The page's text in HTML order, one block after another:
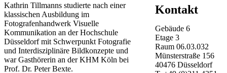
​​​​​​​​​​​​​​​​​​​Kathrin Tillmanns studierte nach einer
klassischen Ausbildung im
Fotografenhandwerk Visuelle
Kommunikation an der Hochschule
Düsseldorf mit Schwerpunkt Fotografie
und Interdisziplinäre Bildkonzepte und
war Gasthörerin an der KHM Köln bei
Prof. Dr. Peter Bexte.
Kontakt
Gebäude6
Etage3
Raum06.03.032
Münsterstraße 156
40476Düsseldorf